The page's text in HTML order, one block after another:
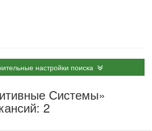
настройки поиска
Системы»
2